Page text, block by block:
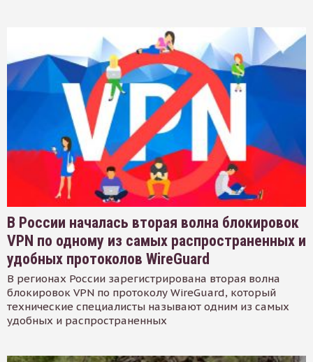
В России началась вторая волна блокировок
VPN по одному из самых распространенных и
удобных протоколов WireGuard
В регионах России зарегистрирована вторая волна
блокировок VPN по протоколу WireGuard, который
технические специалисты называют одним из самых
удобных и распространенных